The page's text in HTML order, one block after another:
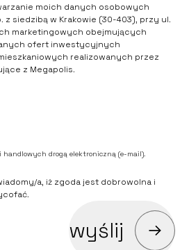
moich danych osobowych
z siedzibą w Krakowie (30-403), przy ul.
marketingowych obejmujących
ofert inwestycyjnych
realizowanych przez
z Megapolis.
handlowych drogą elektroniczną (e-mail).
a, iż zgoda jest dobrowolna i
wyślij